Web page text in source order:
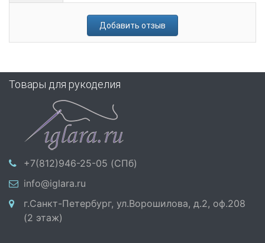
Добавить отзыв
Товары для рукоделия
+7(812)946-25-05 (СПб)
info@iglara.ru
г.Санкт-Петербург, ул.Ворошилова, д.2, оф.208
(2 этаж)